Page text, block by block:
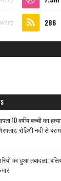
286
10 वर्षीय बच्ची का
रोहिणी नदी से
का हुआ तबादला,